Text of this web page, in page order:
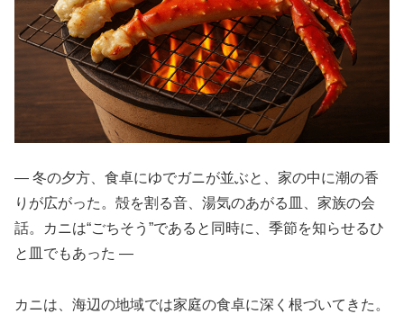
― 冬の夕方、食卓にゆでガニが並ぶと、家の中に潮の香
りが広がった。殻を割る音、湯気のあがる皿、家族の会
話。カニは“ごちそう”であると同時に、季節を知らせるひ
と皿でもあった ―
カニは、海辺の地域では家庭の食卓に深く根づいてきた。